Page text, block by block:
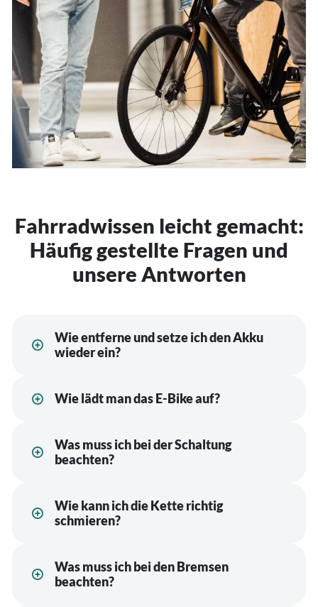
Fahrradwissen leicht gemacht:
Häufig gestellte Fragen und
unsere Antworten
Wie entferne und setze ich den Akku
wieder ein?
Wie lädt man das E-Bike auf?
Was muss ich bei der Schaltung
beachten?
Wie kann ich die Kette richtig
schmieren?
Was muss ich bei den Bremsen
beachten?